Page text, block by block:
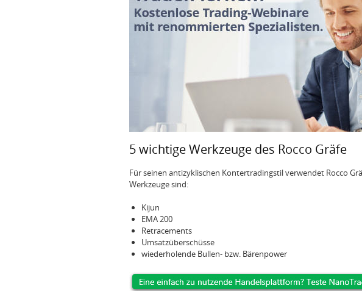
5 wichtige Werkzeuge des Rocco Gräfe
Für seinen antizyklischen Kontertradingstil verwendet Rocco
Werkzeuge sind:
Kijun
EMA 200
Retracements
Umsatzüberschüsse
wiederholende Bullen- bzw. Bärenpower